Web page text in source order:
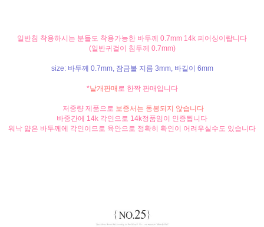
일반침 착용하시는 분들도 착용가능한 바두께 0.7mm 14k 피어싱이랍니다
(일반귀걸이 침두께 0.7mm)
size: 바두께 0.7mm, 잠금볼 지름 3mm, 바길이 6mm
*낱개판매 로 한짝 판매입니다
저중량 제품으로 보증서는 동봉되지 않습니다
바중간에 14k 각인으로 14k정품임이 인증됩니다
워낙 얇은 바두께에 각인이므로 육안으로 정확히 확인이 어려우실수도 있습니다